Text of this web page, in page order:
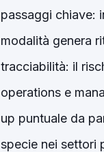
passaggi chiave:
modalità genera
tracciabilità: il
operations e
up puntuale da
specie nei settori